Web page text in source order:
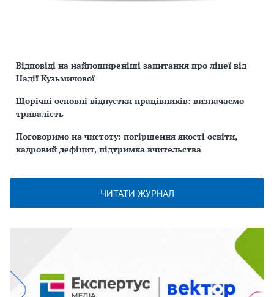
Відповіді на найпоширеніші запитання про ліцеї від
Надії Кузьмичової
Щорічні основні відпустки працівників: визначаємо
тривалість
Поговоримо на чистоту: погіршення якості освіти,
кадровий дефіцит, підтримка вчительства
ЧИТАТИ ЖУРНАЛ